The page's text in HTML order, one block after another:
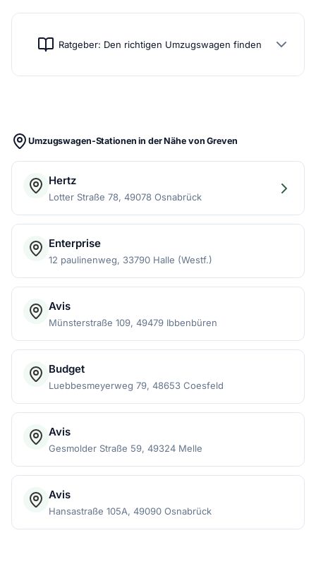
Ratgeber: Den richtigen Umzugswagen finden
Umzugswagen-Stationen in der Nähe von Greven
Hertz
Lotter Straße 78, 49078 Osnabrück
Enterprise
12 paulinenweg, 33790 Halle (Westf.)
Avis
Münsterstraße 109, 49479 Ibbenbüren
Budget
Luebbesmeyerweg 79, 48653 Coesfeld
Avis
Gesmolder Straße 59, 49324 Melle
Avis
Hansastraße 105A, 49090 Osnabrück